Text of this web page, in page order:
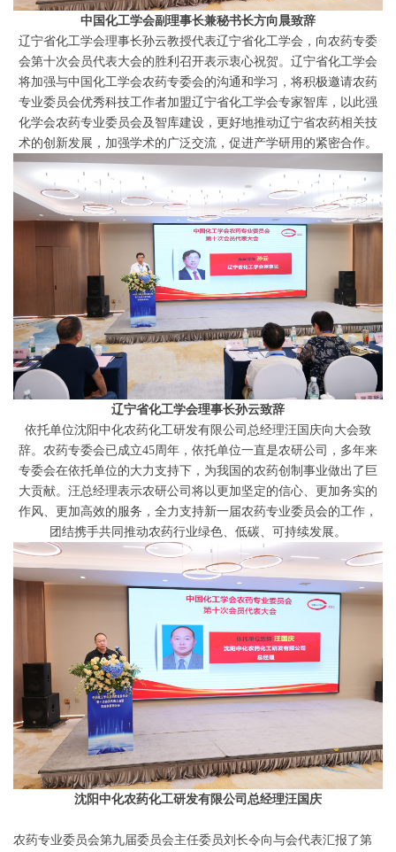
中国化工学会副理事长兼秘书长方向晨致辞
辽宁省化工学会理事长孙云教授代表辽宁省化工学会，向农药专委
会第十次会员代表大会的胜利召开表示衷心祝贺。辽宁省化工学会
将加强与中国化工学会农药专委会的沟通和学习，将积极邀请农药
专业委员会优秀科技工作者加盟辽宁省化工学会专家智库，以此强
化学会农药专业委员会及智库建设，更好地推动辽宁省农药相关技
术的创新发展，加强学术的广泛交流，促进产学研用的紧密合作。
辽宁省化工学会理事长孙云致辞
依托单位沈阳中化农药化工研发有限公司总经理汪国庆向大会致
辞。农药专委会已成立45周年，依托单位一直是农研公司，多年来
专委会在依托单位的大力支持下，为我国的农药创制事业做出了巨
大贡献。汪总经理表示农研公司将以更加坚定的信心、更加务实的
作风、更加高效的服务，全力支持新一届农药专业委员会的工作，
团结携手共同推动农药行业绿色、低碳、可持续发展。
沈阳中化农药化工研发有限公司总经理汪国庆
农药专业委员会第九届委员会主任委员刘长令向与会代表汇报了第